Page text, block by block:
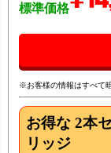
標準価格
※お客様の情報はすべて
お得な 2本
リッジ